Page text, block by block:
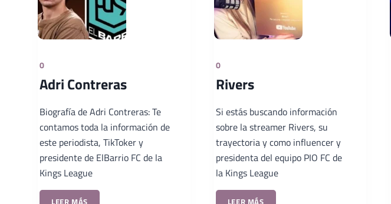
0
Adri Contreras
Biografía de Adri Contreras: Te
contamos toda la información de
este periodista, TikToker y
presidente de ElBarrio FC de la
Kings League
LEER MÁS
0
Rivers
Si estás buscando información
sobre la streamer Rivers, su
trayectoria y como influencer y
presidenta del equipo PIO FC de
la Kings League
LEER MÁS